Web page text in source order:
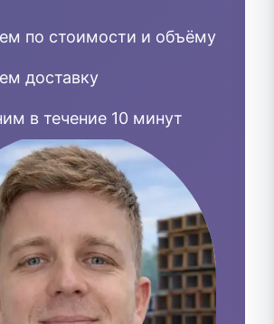
по стоимости и объёму
доставку
в течение 10 минут